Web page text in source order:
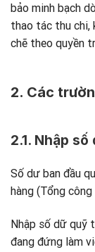
bảo minh bạch
thao tác thu chi,
chẽ theo quyền
2. Các
2.1. Nhập
Số dư ban đầu
hàng (Tổng
Nhập số dữ quỹ
đang đứng làm